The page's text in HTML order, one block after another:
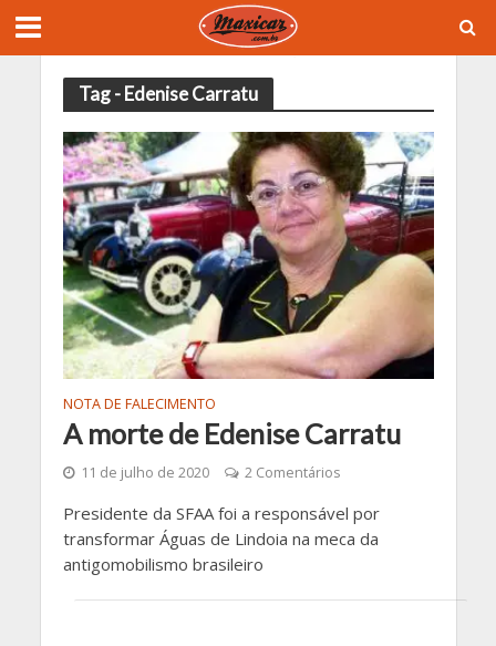
Tag - Edenise Carratu
NOTA DE FALECIMENTO
A morte de Edenise Carratu
11 de julho de 2020 2 Comentários
Presidente da SFAA foi a responsável por
transformar Águas de Lindoia na meca da
antigomobilismo brasileiro